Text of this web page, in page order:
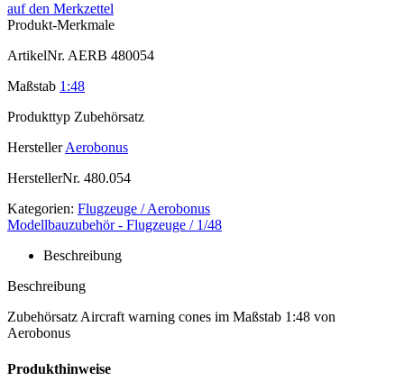
auf den Merkzettel
Produkt-Merkmale
ArtikelNr. AERB 480054
Maßstab 1:48
Produkttyp Zubehörsatz
Hersteller Aerobonus
HerstellerNr. 480.054
Kategorien: Flugzeuge / Aerobonus
Modellbauzubehör - Flugzeuge / 1/48
Beschreibung
Beschreibung
Zubehörsatz Aircraft warning cones im Maßstab 1:48 von
Aerobonus
Produkthinweise